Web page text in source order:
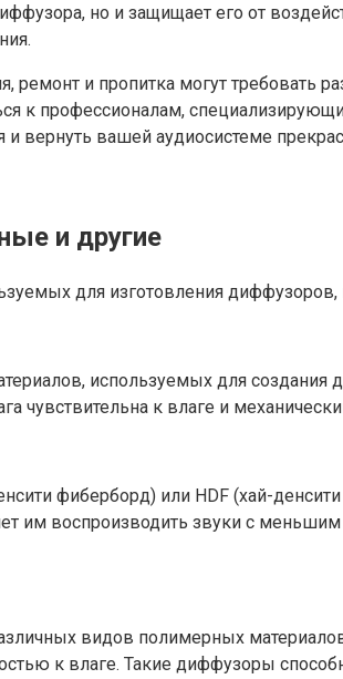
но и защищает его от
ремонт и пропитка могут
к профессионалам,
вернуть вашей аудиосистеме
и другие
для изготовления
используемых для
чувствительна к влаге и
фиберборд) или HDF (хай-
им воспроизводить звуки с
видов полимерных
к влаге. Такие диффузоры